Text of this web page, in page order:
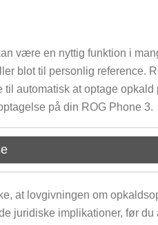
være en nyttig funktion i
blot til personlig reference.
til automatisk at optage
på din ROG Phone 3.
at lovgivningen om
juridiske implikationer, før